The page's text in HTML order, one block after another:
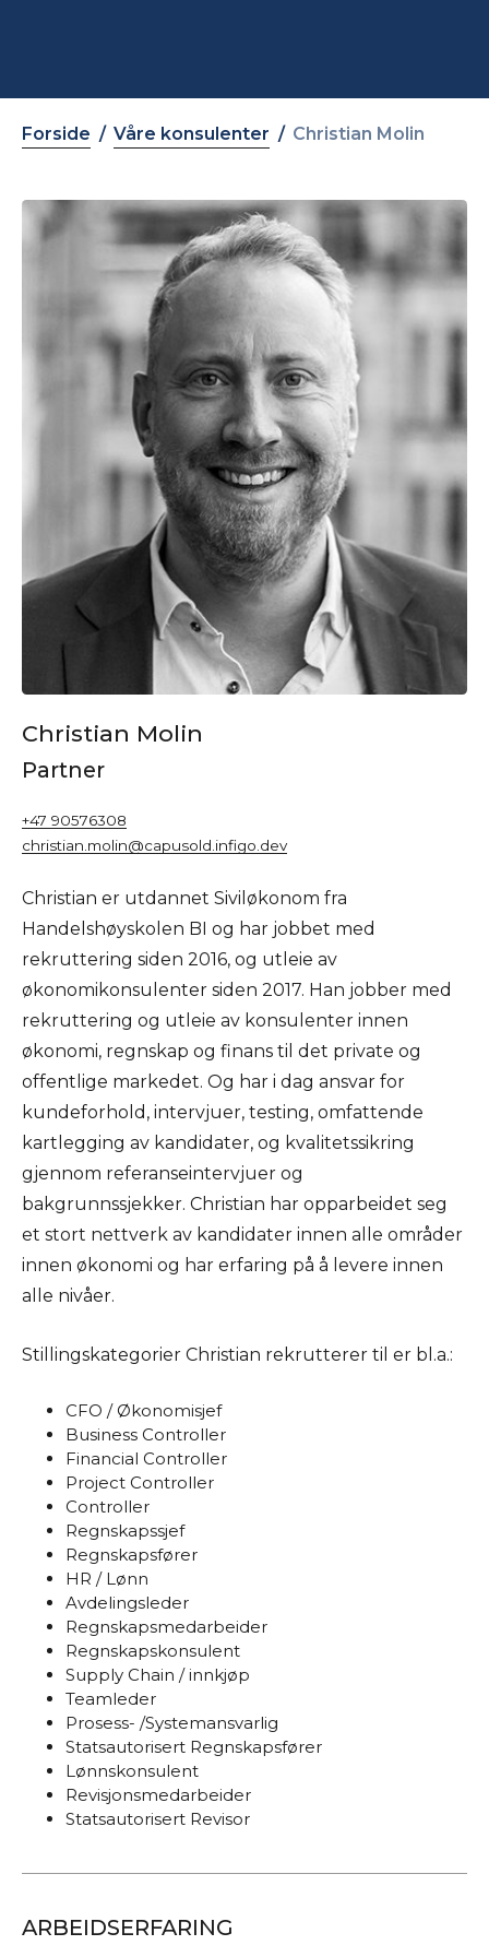
Forside Våre konsulenter Christian Molin
Christian Molin
Partner
+47 90576308
christian.molin@capusold.infigo.dev
Christian er utdannet Siviløkonom fra
Handelshøyskolen BI og har jobbet med
rekruttering siden 2016, og utleie av
økonomikonsulenter siden 2017. Han jobber med
rekruttering og utleie av konsulenter innen
økonomi, regnskap og finans til det private og
offentlige markedet. Og har i dag ansvar for
kundeforhold, intervjuer, testing, omfattende
kartlegging av kandidater, og kvalitetssikring
gjennom referanseintervjuer og
bakgrunnssjekker. Christian har opparbeidet seg
et stort nettverk av kandidater innen alle områder
innen økonomi og har erfaring på å levere innen
alle nivåer.
Stillingskategorier Christian rekrutterer til er bl.a.:
CFO / Økonomisjef
Business Controller
Financial Controller
Project Controller
Controller
Regnskapssjef
Regnskapsfører
HR / Lønn
Avdelingsleder
Regnskapsmedarbeider
Regnskapskonsulent
Supply Chain / innkjøp
Teamleder
Prosess- /Systemansvarlig
Statsautorisert Regnskapsfører
Lønnskonsulent
Revisjonsmedarbeider
Statsautorisert Revisor
ARBEIDSERFARING